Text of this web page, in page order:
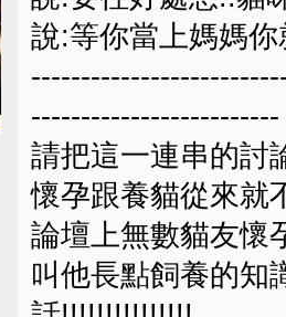
說:等你當上媽媽
-------------------------
請把這一連串的討
懷孕跟養貓從來就
論壇上無數貓友懷
叫他長點飼養的知